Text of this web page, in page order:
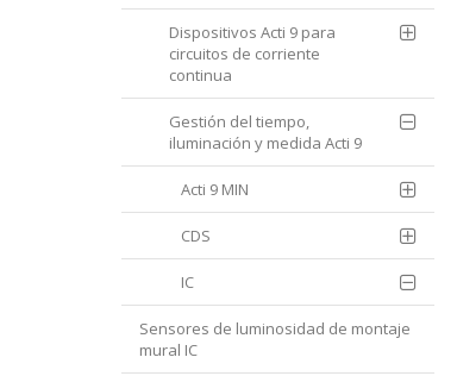
Dispositivos Acti 9 para
circuitos de corriente
continua
Gestión del tiempo,
iluminación y medida Acti 9
Acti 9 MIN
CDS
IC
Sensores de luminosidad de montaje
mural IC